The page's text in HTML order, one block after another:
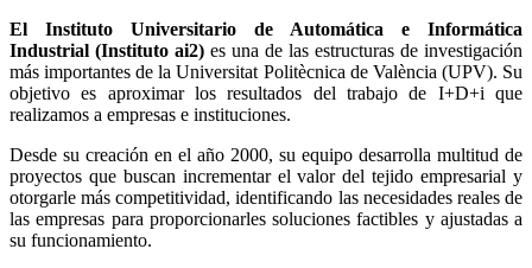
El Instituto Universitario de Automática e Informática
Industrial (Instituto ai2) es una de las estructuras de investigación
más importantes de la Universitat Politècnica de València (UPV). Su
objetivo es aproximar los resultados del trabajo de I+D+i que
realizamos a empresas e instituciones.
Desde su creación en el año 2000, su equipo desarrolla multitud de
proyectos que buscan incrementar el valor del tejido empresarial y
otorgarle más competitividad, identificando las necesidades reales de
las empresas para proporcionarles soluciones factibles y ajustadas a
su funcionamiento.